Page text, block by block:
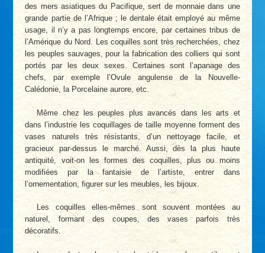
des mers asiatiques du Pacifique, sert de monnaie dans une
grande partie de l’Afrique ; le dentale était employé au même
usage, il n’y a pas longtemps encore, par certaines tribus de
l’Amérique du Nord. Les coquilles sont très recherchées, chez
les peuples sauvages, pour la fabrication des colliers qui sont
portés par les deux sexes. Certaines sont l’apanage des
chefs, par exemple l’Ovule angulense de la Nouvelle-
Calédonie, la Porcelaine aurore, etc.
Même chez les peuples plus avancés dans les arts et
dans l’industrie les coquillages de taille moyenne forment des
vases naturels très résistants, d’un nettoyage facile, et
gracieux par-dessus le marché. Aussi, dès la plus haute
antiquité, voit-on les formes des coquilles, plus ou moins
modifiées par la fantaisie de l’artiste, entrer dans
l’ornementation, figurer sur les meubles, les bijoux.
Les coquilles elles-mêmes sont souvent montées au
naturel, formant des coupes, des vases parfois très
décoratifs.